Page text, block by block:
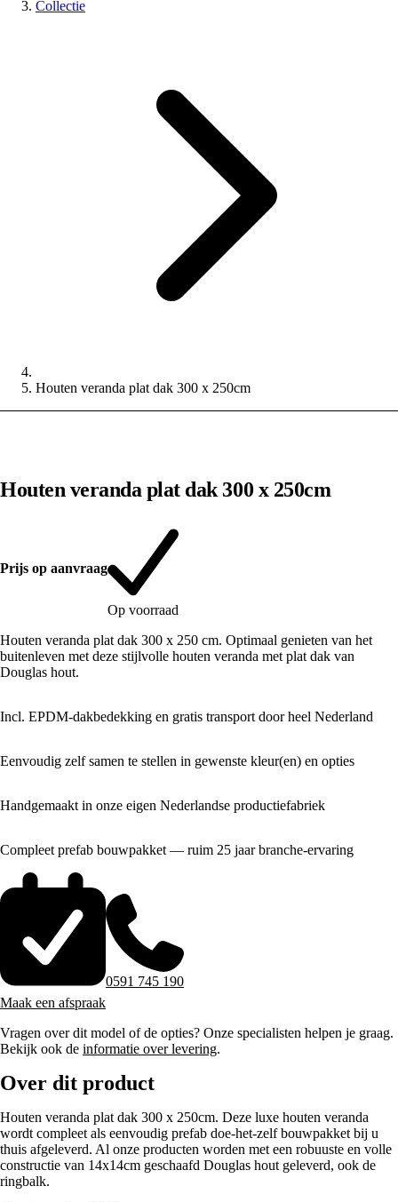
Collectie
Houten veranda plat dak 300 x 250cm
Houten veranda plat dak 300 x 250cm
Prijs op aanvraag
Op voorraad
Houten veranda plat dak 300 x 250 cm. Optimaal genieten van het
buitenleven met deze stijlvolle houten veranda met plat dak van
Douglas hout.
Incl. EPDM-dakbedekking en gratis transport door heel Nederland
Eenvoudig zelf samen te stellen in gewenste kleur(en) en opties
Handgemaakt in onze eigen Nederlandse productiefabriek
Compleet prefab bouwpakket — ruim 25 jaar branche-ervaring
Maak een afspraak
0591 745 190
Vragen over dit model of de opties? Onze specialisten helpen je graag.
Bekijk ook de informatie over levering.
Over dit product
Houten veranda plat dak 300 x 250cm. Deze luxe houten veranda
wordt compleet als eenvoudig prefab doe-het-zelf bouwpakket bij u
thuis afgeleverd. Al onze producten worden met een robuuste en volle
constructie van 14x14cm geschaafd Douglas hout geleverd, ook de
ringbalk.